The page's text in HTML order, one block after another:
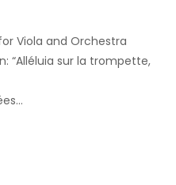
Viola and Orchestra
“Alléluia sur la trompette,